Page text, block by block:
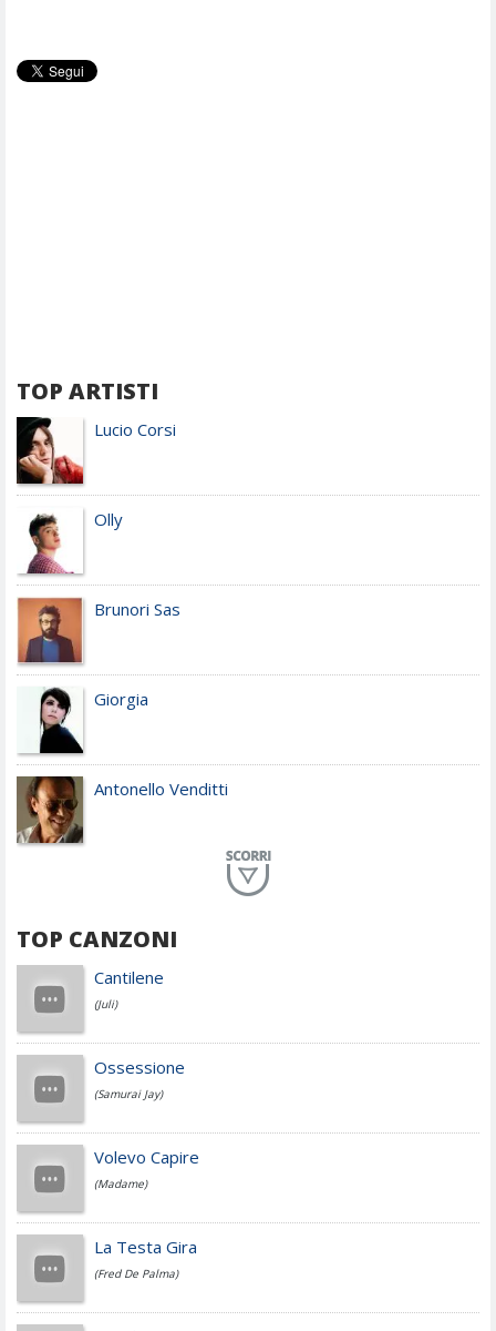
TOP ARTISTI
Lucio Corsi
Olly
Brunori Sas
Giorgia
Antonello Venditti
Achille Lauro
Cesare Cremonini
Jovanotti
Fedez
TOP CANZONI
Cantilene
(Juli)
Ossessione
(Samurai Jay)
Volevo Capire
(Madame)
La Testa Gira
(Fred De Palma)